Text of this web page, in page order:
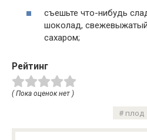
съешьте что-нибудь
шоколад,
сахаром;
Рейтинг
( Пока оценок нет )
плод